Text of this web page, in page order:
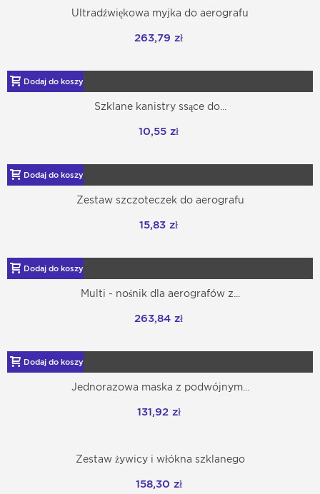
Ultradźwiękowa myjka do aerografu
263,79 zł
Dodaj do koszyka
Szklane kanistry ssące do...
10,55 zł
Dodaj do koszyka
Zestaw szczoteczek do aerografu
15,83 zł
Dodaj do koszyka
Multi - nośnik dla aerografów z...
263,84 zł
Dodaj do koszyka
Jednorazowa maska z podwójnym...
131,92 zł
Zestaw żywicy i włókna szklanego
158,30 zł